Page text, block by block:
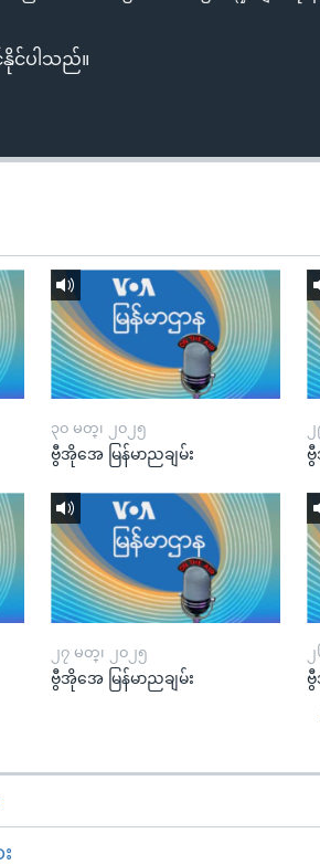
နိုင်ပါသည်။
၃၀ မတ္၊ ၂၀၂၅
ဗွီအိုအေ မြန်မာညချမ်း ဗွီ
၂၇ မတ္၊ ၂၀၂၅
ဗွီအိုအေ မြန်မာညချမ်း ဗွီ